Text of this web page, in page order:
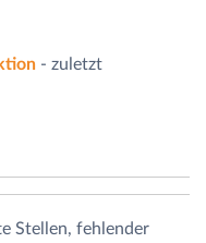
- zuletzt
Stellen, fehlender